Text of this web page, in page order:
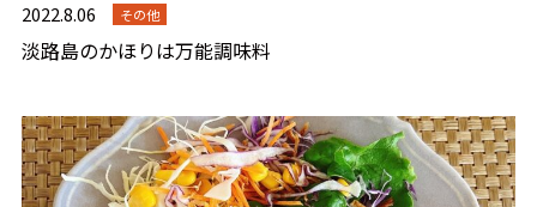
2022.8.06 その他
淡路島のかほりは万能調味料